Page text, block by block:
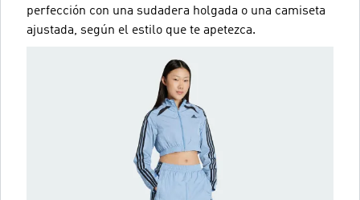
perfección con una sudadera holgada o una camiseta
ajustada, según el estilo que te apetezca.